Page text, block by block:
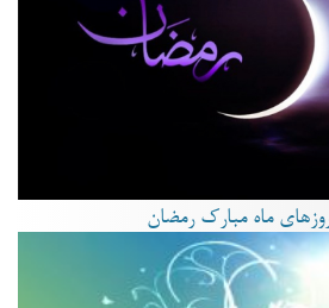
ماه مبارک رمضان